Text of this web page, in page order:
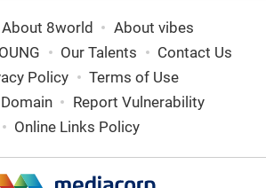
About 8world
About vibes
Our Talents
Contact Us
Policy
Terms of Use
Report Vulnerability
Online Links Policy